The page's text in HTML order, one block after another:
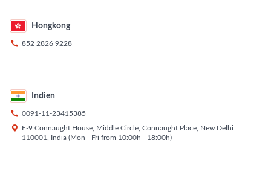
Hongkong
 852 2826 9228
Indien
 0091-11-23415385

E-9 Connaught House, Middle Circle, Connaught Place, New Delhi
110001, India (Mon - Fri from 10:00h - 18:00h)